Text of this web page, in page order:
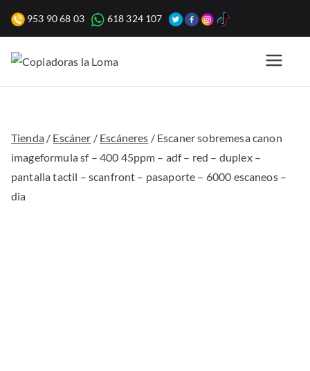
953 90 68 03 618 324 107
Copiadoras
Venta, alquiler y reparación
de fotocopiadoras y equipos
Tienda/ Escáner / Escáneres / Escaner sobremesa canon
imageformula sf – 400 45ppm – adf – red – duplex –
pantalla tactil – scanfront – pasaporte – 6000 escaneos –
dia